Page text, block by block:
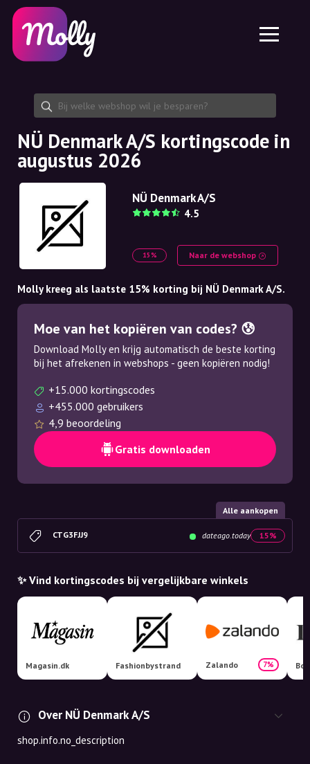
Huidverzorging
Haarverzorging
Kortingscode delen
Functies
Jobs
Over ons
Samenwerking
Platform
Molly voor iPhone en iPad
Molly voor Android
NL
EN
SE
NO
NL
NÜ Denmark A/S kortingscode in
augustus 2026
NÜ Denmark A/S
4.5
15% Naar de webshop
Molly kreeg als laatste 15% korting bij NÜ Denmark A/S.
Moe van het kopiëren van codes? 😰
Download Molly en krijg automatisch de beste korting
bij het afrekenen in webshops - geen kopiëren nodig!
+15.000 kortingscodes
+455.000 gebruikers
4,9 beoordeling
Gratis downloaden
Alle aankopen
CTG3FJJ9 dateago.today 15%
✨ Vind kortingscodes bij vergelijkbare winkels
Magasin.dk Fashionbystrand Zalando 7%
Over NÜ Denmark A/S
shop.info.no_description